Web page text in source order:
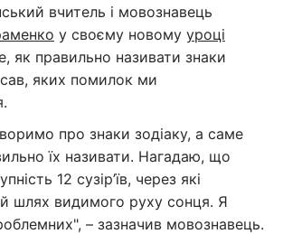
вчитель і мовознавець
у своєму новому уроці
як правильно називати знаки
яких помилок ми
про знаки зодіаку, а саме
їх називати. Нагадаю, що
12 сузір’їв, через які
шлях видимого руху сонця. Я
– зазначив мовознавець.